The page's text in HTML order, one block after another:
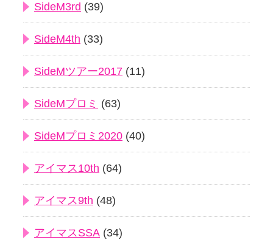
SideM3rd (39)
SideM4th (33)
SideMツアー2017 (11)
SideMプロミ (63)
SideMプロミ2020 (40)
アイマス10th (64)
アイマス9th (48)
アイマスSSA (34)